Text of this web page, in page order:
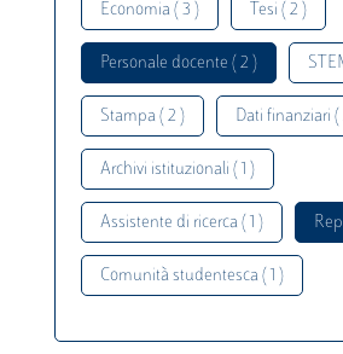
Economia ( 3 ) Tesi ( 2 )
Personale docente ( 2 )
Stampa ( 2 ) Dati finanziari (
Archivi istituzionali ( 1 )
Assistente di ricerca ( 1 )
Comunità studentesca ( 1 )